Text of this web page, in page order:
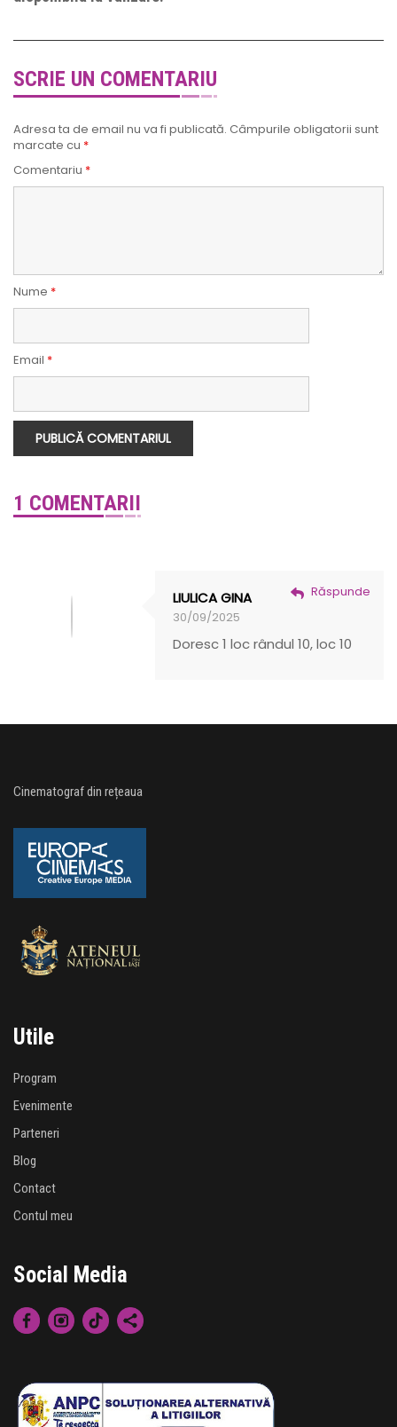
SCRIE UN COMENTARIU
Adresa ta de email nu va fi publicată. Câmpurile obligatorii sunt
marcate cu *
Comentariu *
Nume *
Email *
1 COMENTARII
LIULICA GINA
30/09/2025
Doresc 1 loc rândul 10, loc 10
Răspunde
Cinematograf din rețeaua
Utile
Program
Evenimente
Parteneri
Blog
Contact
Contul meu
Social Media